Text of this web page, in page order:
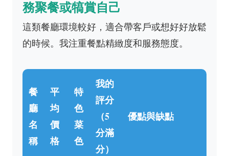
務聚餐或犒賞自己
這類餐廳環境較好，適合帶客戶或想好好放鬆
的時候。我注重餐點精緻度和服務態度。
餐
廳
名
稱
平
均
價
格
特
色
菜
色
我的
評分
（5
分滿
分）
優點與缺點